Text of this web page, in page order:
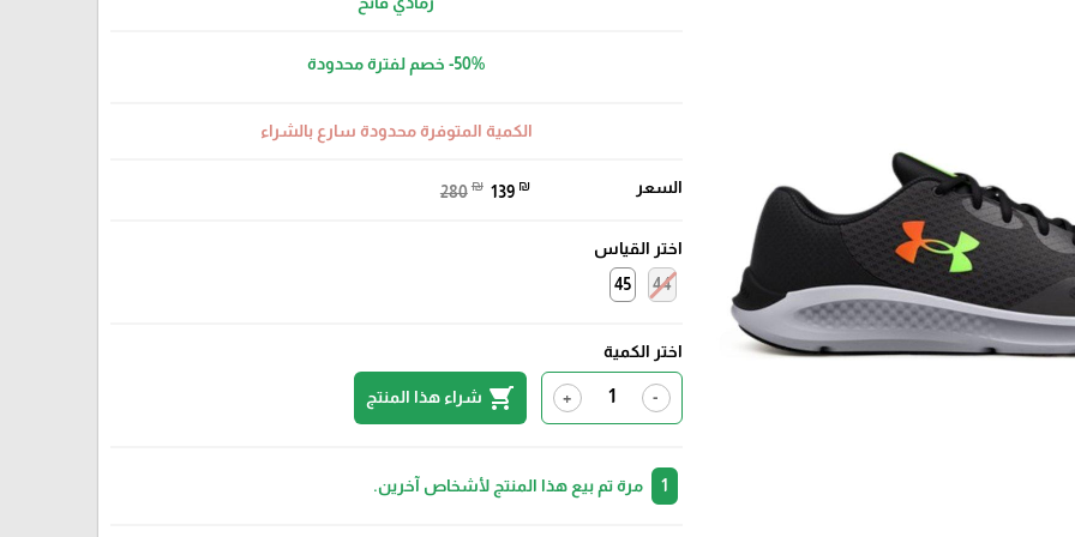
-50%خصم لفترة محدودة
الكمية المتوفرة محدودة سارع بالشراء
السعر 280 ₪ 139 ₪
اختر القياس
44
45
اختر الكمية
-
+
shopping_cart شراء هذا المنتج
مرة تم بيع هذا المنتج لأشخاص آخرين.